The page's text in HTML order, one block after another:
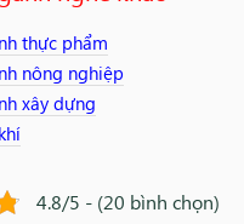
thực phẩm
nông nghiệp
xây dựng
4.8/5 - (20 bình chọn)